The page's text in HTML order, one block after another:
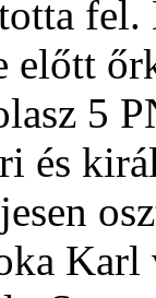
előtt
5
és